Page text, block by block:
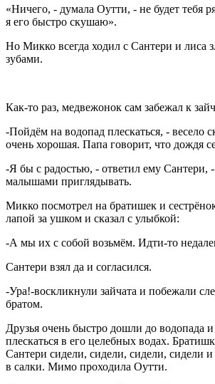
«Ничего, - думала Оутти, - не будет тебя
я его быстро скушаю».
Но Микко всегда ходил с Сантери и лиса
зубами.
Как-то раз, медвежонок сам забежал к
-Пойдём на водопад плескаться, - весело
очень хорошая. Папа говорит, что дождя
-Я бы с радостью, - ответил ему Сантери,
малышами приглядывать.
Микко посмотрел на братишек и
лапой за ушком и сказал с улыбкой:
-А мы их с собой возьмём. Идти-то
Сантери взял да и согласился.
-Ура!-воскликнули зайчата и побежали
братом.
Друзья очень быстро дошли до водопада и
плескаться в его целебных водах.
Сантери сидели, сидели, сидели, сидели и
в салки. Мимо проходила Оутти.